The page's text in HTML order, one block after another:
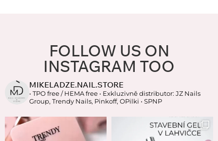
FOLLOW US ON
INSTAGRAM TOO
MIKELADZE.NAIL.STORE
• TPO free / HEMA free • Exkluzivně distributor: JZ Nails
Group, Trendy Nails, Pinkoff, OPilki • SPNP